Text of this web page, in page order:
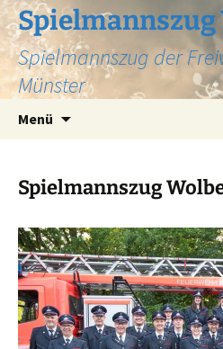
Zum
Inhalt
springen
Spielmannszug
Spielmannszug der
Münster
Menü
Spielmannszug